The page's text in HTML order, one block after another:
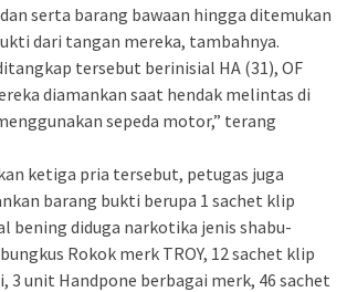
serta barang bawaan hingga ditemukan
dari tangan mereka, tambahnya.
tersebut berinisial HA (31), OF
diamankan saat hendak melintas di
sepeda motor,” terang
ketiga pria tersebut, petugas juga
barang bukti berupa 1 sachet klip
bening diduga narkotika jenis shabu-
Rokok merk TROY, 12 sachet klip
3 unit Handpone berbagai merk, 46 sachet